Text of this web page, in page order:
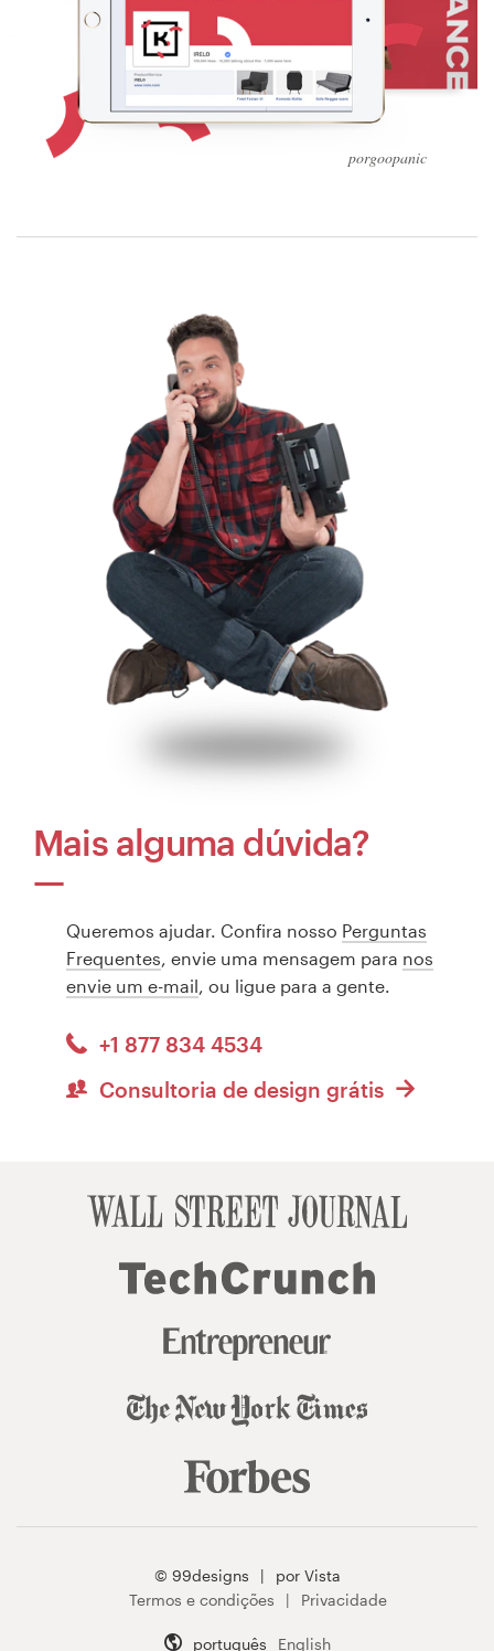
porgoopanic
Mais alguma dúvida?
Queremos ajudar. Confira nosso Perguntas
Frequentes , envie uma mensagem para nos
envie um e-mail , ou ligue para a gente.
+1 877 834 4534
Consultoria de design grátis
© 99designs
por Vista
Termos e condições
Privacidade
português English